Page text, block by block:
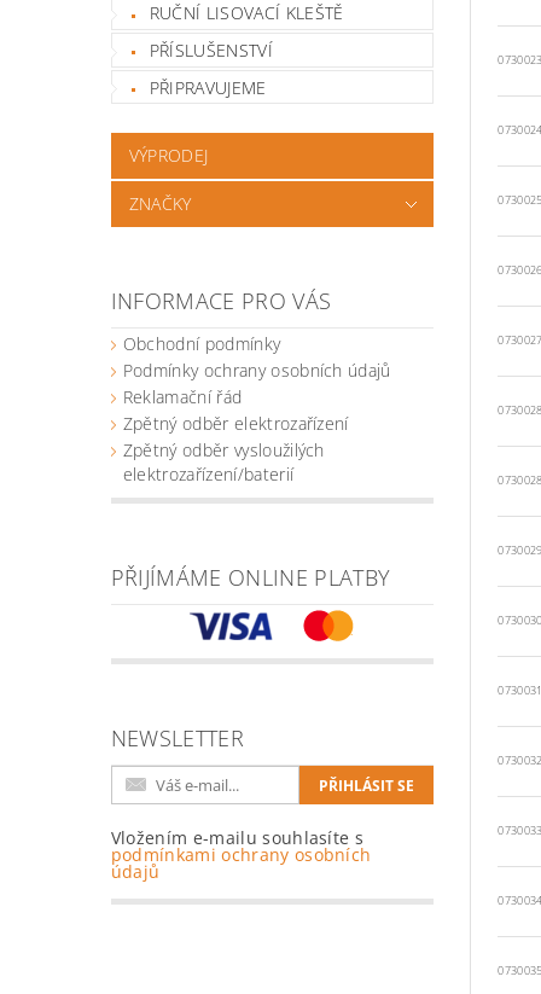
RUČNÍ LISOVACÍ KLEŠTĚ
PŘÍSLUŠENSTVÍ
PŘIPRAVUJEME
VÝPRODEJ
ZNAČKY
INFORMACE PRO VÁS
Obchodní podmínky
Podmínky ochrany osobních údajů
Reklamační řád
Zpětný odběr elektrozařízení
Zpětný odběr vysloužilých
elektrozařízení/baterií
PŘIJÍMÁME ONLINE PLATBY
NEWSLETTER
Vložením e-mailu souhlasíte s
podmínkami ochrany osobních
údajů
0730023
0730024
0730025
0730026
0730027
0730028
0730029
0730030
0730031
0730032
0730033
0730034
0730035